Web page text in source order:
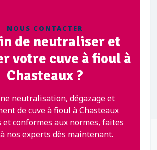
NOUS CONTACTER
de neutraliser et
votre cuve à fioul à
Chasteaux ?
neutralisation, dégazage et
de cuve à fioul à Chasteaux
et conformes aux normes, faites
nos experts dès maintenant.